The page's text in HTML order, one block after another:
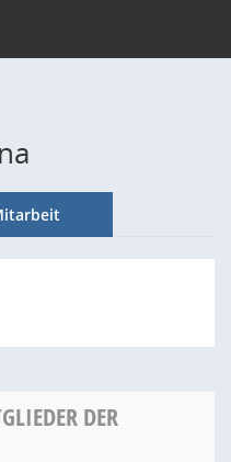
DER